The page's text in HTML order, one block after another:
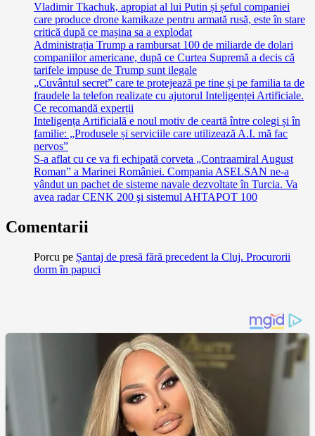
Vladimir Tkachuk, apropiat al lui Putin și șeful companiei
care produce drone kamikaze pentru armată rusă, este în stare
critică după ce mașina sa a explodat
Administrația Trump a rambursat 100 de miliarde de dolari
companiilor americane, după ce Curtea Supremă a decis că
tarifele impuse de Trump sunt ilegale
„Cuvântul secret” care te protejează pe tine și pe familia ta de
fraudele la telefon realizate cu ajutorul Inteligenței Artificiale.
Ce recomandă experții
Inteligența Artificială e noul motiv de ceartă între colegi și în
familie: „Produsele și serviciile care utilizează A.I. mă fac
nervos”
S-a aflat cu ce va fi echipată corveta „Contraamiral August
Roman” a Marinei României. Compania ASELSAN ne-a
vândut un pachet de sisteme navale dezvoltate în Turcia. Va
avea radar CENK 200 şi sistemul AHTAPOT 100
Comentarii
Porcu pe Șantaj de presă fără precedent la Cluj. Procurorii
dorm în papuci